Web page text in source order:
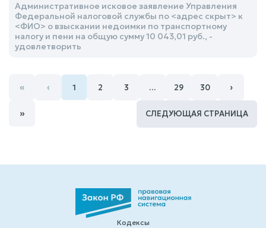
Административное исковое заявление Управления
Федеральной налоговой службы по <адрес скрыт> к
<ФИО> о взыскании недоимки по транспортному
налогу и пени на общую сумму 10 043,01 руб., -
удовлетворить
« ‹ 1 2 3 … 29 30 ›
» СЛЕДУЮЩАЯ СТРАНИЦА
Кодексы